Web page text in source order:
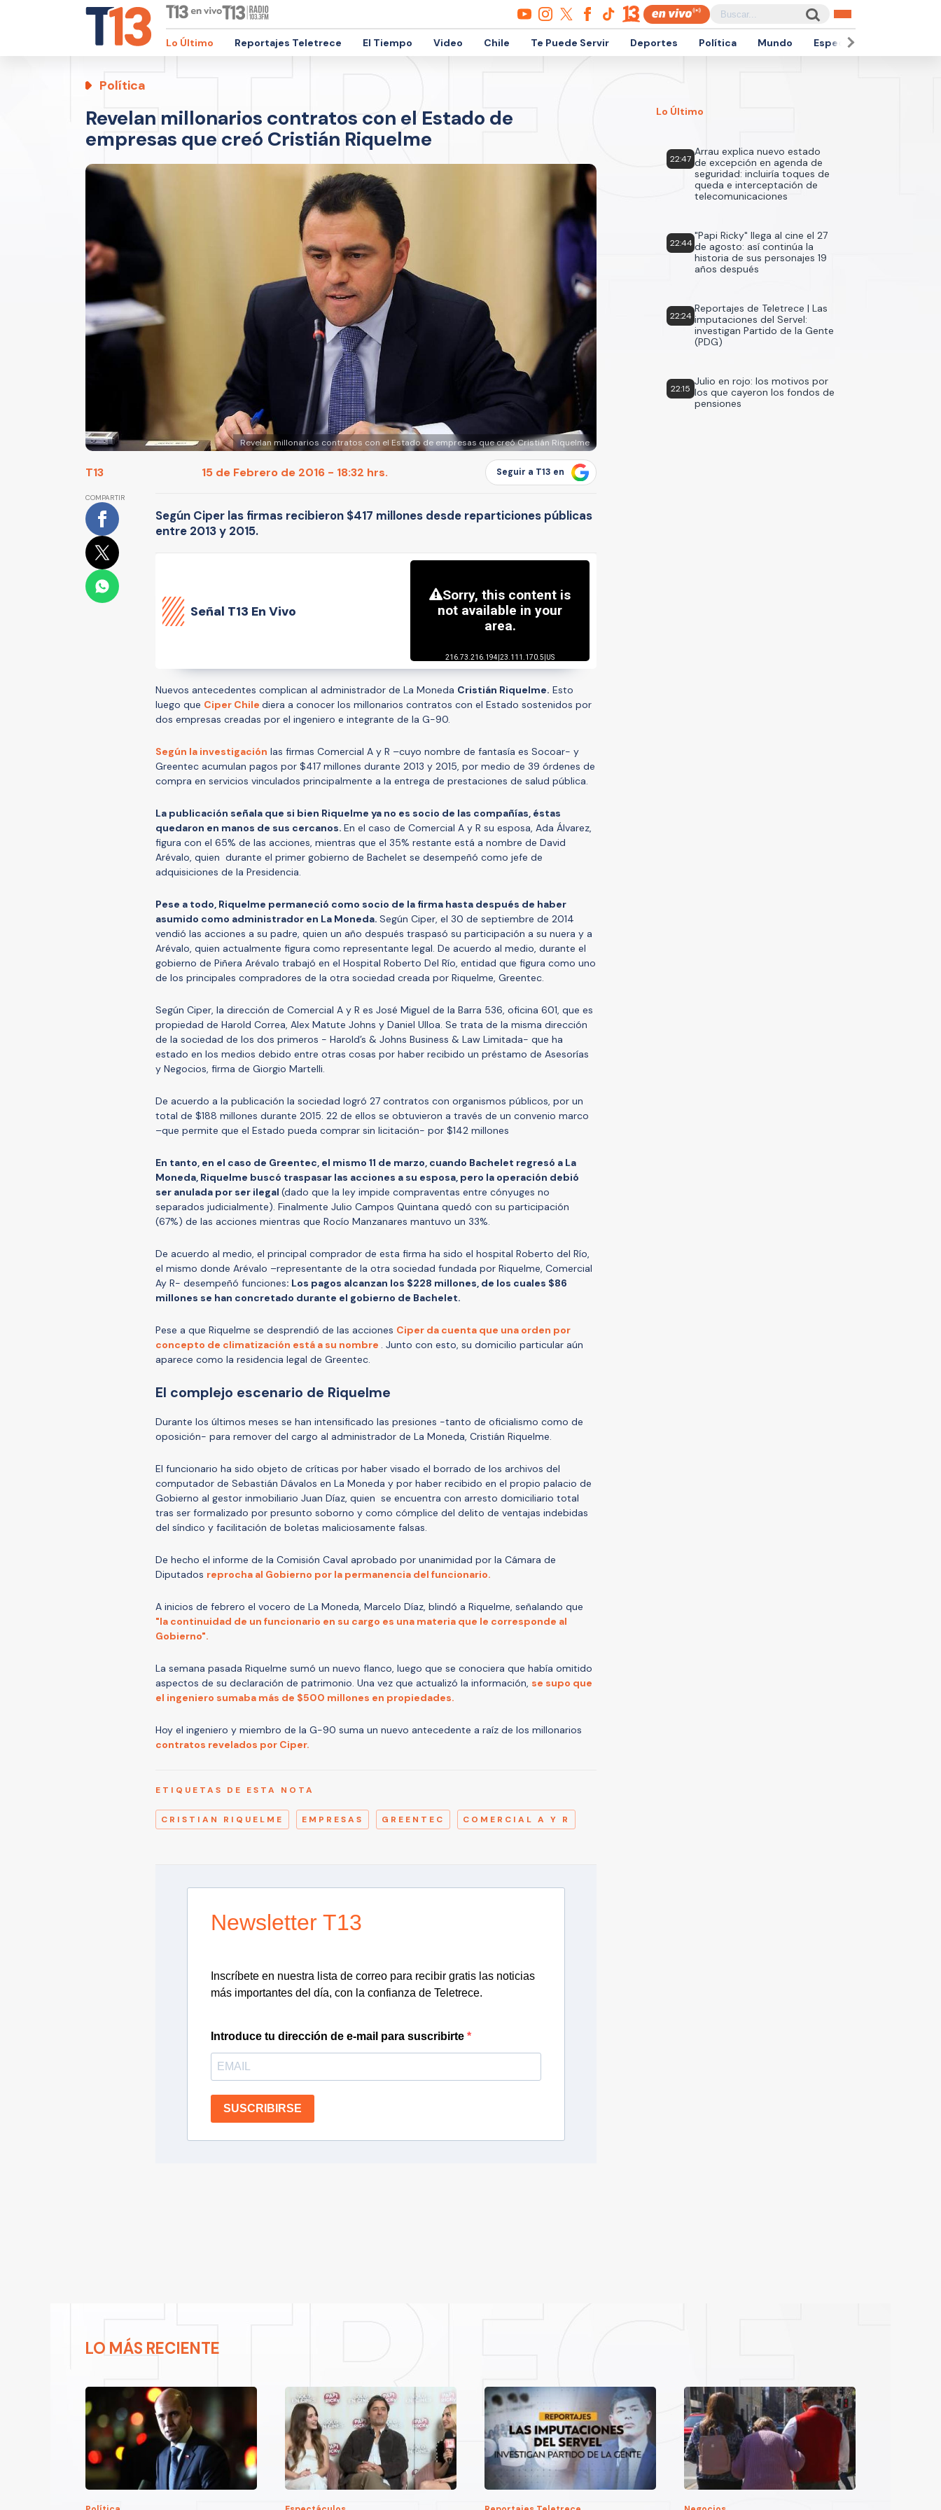
Lo Último Reportajes Teletrece El Tiempo Video Chile Te Puede Servir Deportes Política Mundo Espectáculos
Política
Revelan millonarios contratos con el Estado de
empresas que creó Cristián Riquelme
Revelan millonarios contratos con el Estado de empresas que creó Cristián Riquelme
T13 15 de Febrero de 2016 - 18:32 hrs. Seguir a T13 en
COMPARTIR
Según Ciper las firmas recibieron $417 millones desde reparticiones públicas
entre 2013 y 2015.
Señal T13 En Vivo
Nuevos antecedentes complican al administrador de La Moneda Cristián Riquelme. Esto
luego que Ciper Chile diera a conocer los millonarios contratos con el Estado sostenidos por
dos empresas creadas por el ingeniero e integrante de la G-90.
Según la investigación las firmas Comercial A y R –cuyo nombre de fantasía es Socoar- y
Greentec acumulan pagos por $417 millones durante 2013 y 2015, por medio de 39 órdenes de
compra en servicios vinculados principalmente a la entrega de prestaciones de salud pública.
La publicación señala que si bien Riquelme ya no es socio de las compañías, éstas
quedaron en manos de sus cercanos. En el caso de Comercial A y R su esposa, Ada Álvarez,
figura con el 65% de las acciones, mientras que el 35% restante está a nombre de David
Arévalo, quien durante el primer gobierno de Bachelet se desempeñó como jefe de
adquisiciones de la Presidencia.
Pese a todo, Riquelme permaneció como socio de la firma hasta después de haber
asumido como administrador en La Moneda. Según Ciper, el 30 de septiembre de 2014
vendió las acciones a su padre, quien un año después traspasó su participación a su nuera y a
Arévalo, quien actualmente figura como representante legal. De acuerdo al medio, durante el
gobierno de Piñera Arévalo trabajó en el Hospital Roberto Del Río, entidad que figura como uno
de los principales compradores de la otra sociedad creada por Riquelme, Greentec.
Según Ciper, la dirección de Comercial A y R es José Miguel de la Barra 536, oficina 601, que es
propiedad de Harold Correa, Alex Matute Johns y Daniel Ulloa. Se trata de la misma dirección
de la sociedad de los dos primeros - Harold’s & Johns Business & Law Limitada- que ha
estado en los medios debido entre otras cosas por haber recibido un préstamo de Asesorías
y Negocios, firma de Giorgio Martelli.
De acuerdo a la publicación la sociedad logró 27 contratos con organismos públicos, por un
total de $188 millones durante 2015. 22 de ellos se obtuvieron a través de un convenio marco
–que permite que el Estado pueda comprar sin licitación- por $142 millones
En tanto, en el caso de Greentec, el mismo 11 de marzo, cuando Bachelet regresó a La
Moneda, Riquelme buscó traspasar las acciones a su esposa, pero la operación debió
ser anulada por ser ilegal (dado que la ley impide compraventas entre cónyuges no
separados judicialmente). Finalmente Julio Campos Quintana quedó con su participación
(67%) de las acciones mientras que Rocío Manzanares mantuvo un 33%.
De acuerdo al medio, el principal comprador de esta firma ha sido el hospital Roberto del Río,
el mismo donde Arévalo –representante de la otra sociedad fundada por Riquelme, Comercial
Ay R- desempeñó funciones: Los pagos alcanzan los $228 millones, de los cuales $86
millones se han concretado durante el gobierno de Bachelet.
Pese a que Riquelme se desprendió de las acciones Ciper da cuenta que una orden por
concepto de climatización está a su nombre . Junto con esto, su domicilio particular aún
aparece como la residencia legal de Greentec.
El complejo escenario de Riquelme
Durante los últimos meses se han intensificado las presiones -tanto de oficialismo como de
oposición- para remover del cargo al administrador de La Moneda, Cristián Riquelme.
El funcionario ha sido objeto de críticas por haber visado el borrado de los archivos del
computador de Sebastián Dávalos en La Moneda y por haber recibido en el propio palacio de
Gobierno al gestor inmobiliario Juan Díaz, quien se encuentra con arresto domiciliario total
tras ser formalizado por presunto soborno y como cómplice del delito de ventajas indebidas
del síndico y facilitación de boletas maliciosamente falsas.
De hecho el informe de la Comisión Caval aprobado por unanimidad por la Cámara de
Diputados reprocha al Gobierno por la permanencia del funcionario.
A inicios de febrero el vocero de La Moneda, Marcelo Díaz, blindó a Riquelme, señalando que
"la continuidad de un funcionario en su cargo es una materia que le corresponde al
Gobierno".
La semana pasada Riquelme sumó un nuevo flanco, luego que se conociera que había omitido
aspectos de su declaración de patrimonio. Una vez que actualizó la información, se supo que
el ingeniero sumaba más de $500 millones en propiedades.
Hoy el ingeniero y miembro de la G-90 suma un nuevo antecedente a raíz de los millonarios
contratos revelados por Ciper.
ETIQUETAS DE ESTA NOTA
CRISTIAN RIQUELME EMPRESAS GREENTEC COMERCIAL A Y R
Newsletter T13
Inscríbete en nuestra lista de correo para recibir gratis las noticias
más importantes del día, con la confianza de Teletrece.
Introduce tu dirección de e-mail para suscribirte
SUSCRIBIRSE
Lo Último
22:47
Arrau explica nuevo estado
de excepción en agenda de
seguridad: incluiría toques de
queda e interceptación de
telecomunicaciones
22:44
"Papi Ricky" llega al cine el 27
de agosto: así continúa la
historia de sus personajes 19
años después
22:24
Reportajes de Teletrece | Las
imputaciones del Servel:
investigan Partido de la Gente
(PDG)
22:15
Julio en rojo: los motivos por
los que cayeron los fondos de
pensiones
LO MÁS RECIENTE